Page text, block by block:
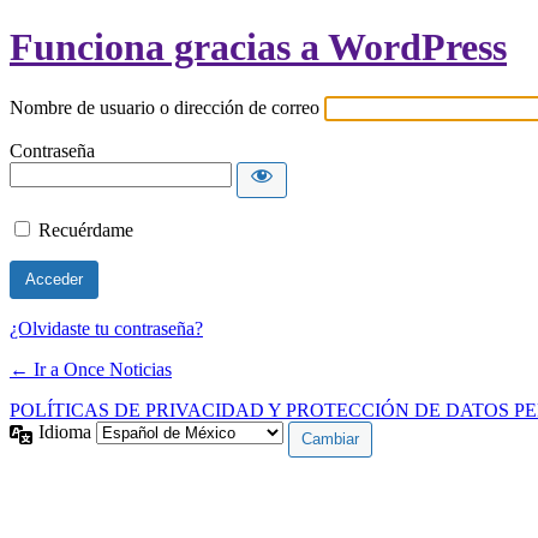
Funciona gracias a WordPress
Nombre de usuario o dirección de correo
Contraseña
Recuérdame
¿Olvidaste tu contraseña?
← Ir a Once Noticias
POLÍTICAS DE PRIVACIDAD Y PROTECCIÓN DE DATOS
Idioma